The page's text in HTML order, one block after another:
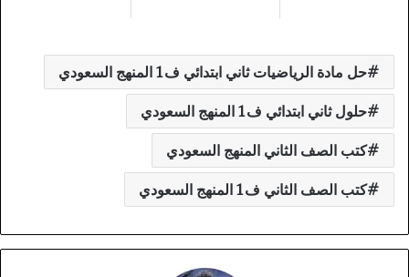
حل مادة الرياضيات ثاني ابتدائي ف1 المنهج السعودي
حلول ثاني ابتدائي ف1 المنهج السعودي
كتب الصف الثاني المنهج السعودي
كتب الصف الثاني ف1 المنهج السعودي